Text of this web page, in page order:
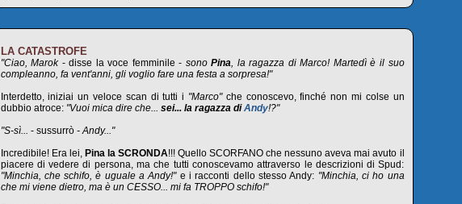
LA CATASTROFE
"Ciao, Marok- disse la voce femminile - sonoPina, la ragazza di Marco! Martedì è il suo
compleanno, fa vent'anni, gli voglio fare una festa a sorpresa!"
Interdetto, iniziai un veloce scan di tutti i "Marco"che conoscevo, finché non mi colse un
dubbio atroce: "Vuoi mica dire che... sei... la ragazza diAndy!?"
"S-sì... - sussurrò - Andy..."
Incredibile! Era lei, Pina la SCRONDA!!! Quello SCORFANO che nessuno aveva mai avuto il
piacere di vedere di persona, ma che tutti conoscevamo attraverso le descrizioni di Spud:
"Minchia, che schifo, è uguale a Andy!"e i racconti dello stesso Andy: "Minchia, ci ho una
che mi viene dietro, ma è un CESSO... mi fa TROPPO schifo!"